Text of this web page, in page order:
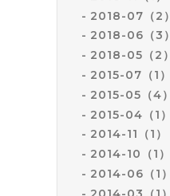
2018-07（2）
2018-06（3）
2018-05（2）
2015-07（1）
2015-05（4）
2015-04（1）
2014-11（1）
2014-10（1）
2014-06（1）